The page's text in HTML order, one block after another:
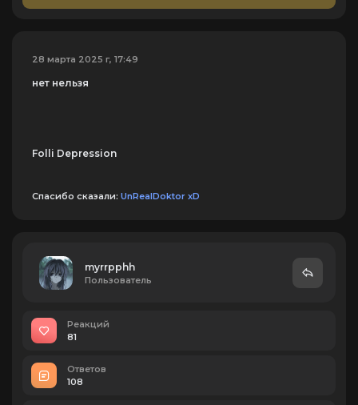
28 марта 2025 г, 17:49
нет нельзя
Folli Depression
Спасибо сказали: UnRealDoktor xD
myrrpphh
Пользователь
Реакций
81
Ответов
108